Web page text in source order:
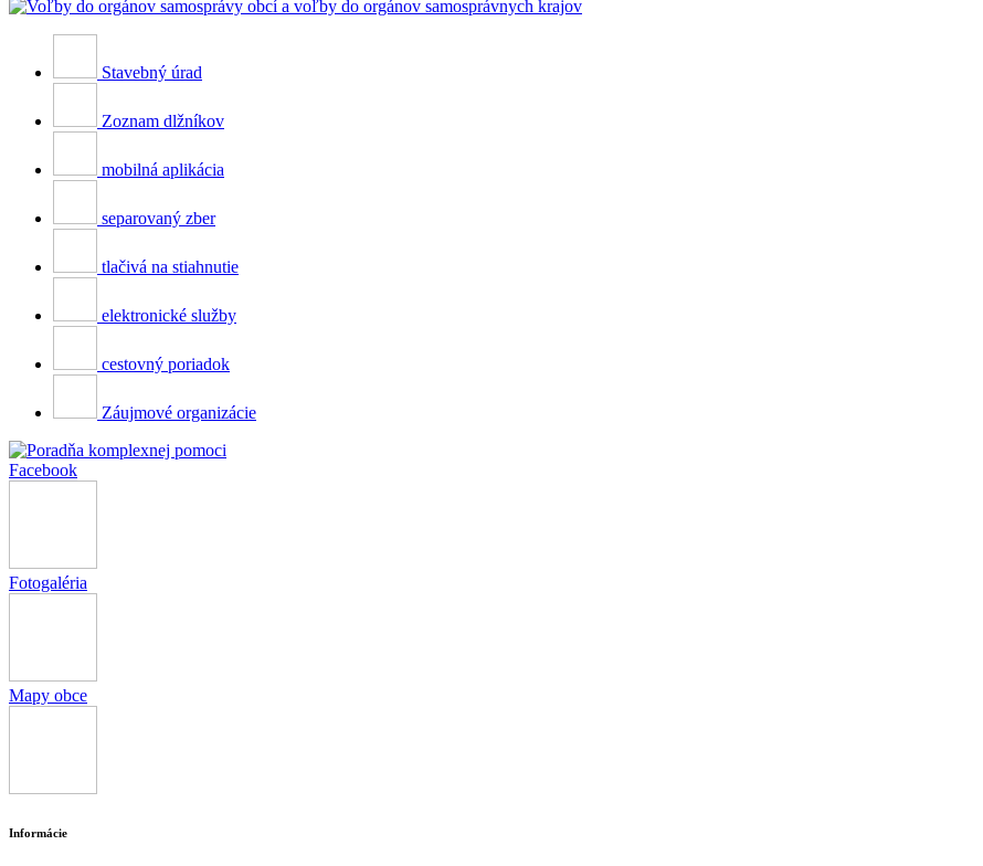
Stavebný úrad
Zoznam dlžníkov
mobilná aplikácia
separovaný zber
tlačivá na stiahnutie
elektronické služby
cestovný poriadok
Záujmové organizácie
Facebook
Fotogaléria
Mapy obce
Informácie